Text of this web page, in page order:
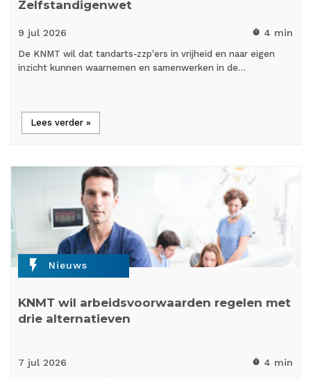
Zelfstandigenwet
9 jul 2026 timer 4 min
De KNMT wil dat tandarts-zzp'ers in vrijheid en naar eigen
inzicht kunnen waarnemen en samenwerken in de…
Lees verder »
flash_on Nieuws
KNMT wil arbeidsvoorwaarden regelen met
drie alternatieven
7 jul 2026 timer 4 min